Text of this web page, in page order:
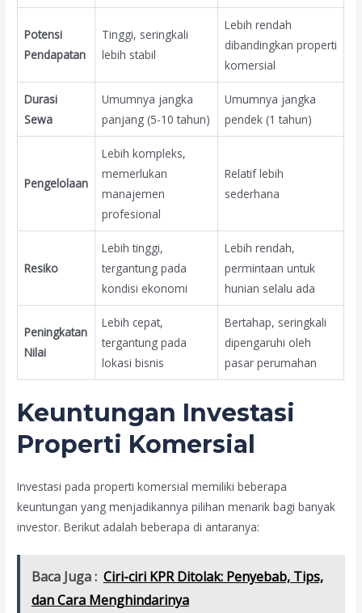
Potensi
Pendapatan
Tinggi, seringkali
lebih stabil
Lebih rendah
dibandingkan properti
komersial
Durasi
Sewa
Umumnya jangka
panjang (5-10 tahun)
Umumnya jangka
pendek (1 tahun)
Pengelolaan
Lebih kompleks,
memerlukan
manajemen
profesional
Relatif lebih
sederhana
Resiko
Lebih tinggi,
tergantung pada
kondisi ekonomi
Lebih rendah,
permintaan untuk
hunian selalu ada
Peningkatan
Nilai
Lebih cepat,
tergantung pada
lokasi bisnis
Bertahap, seringkali
dipengaruhi oleh
pasar perumahan
Keuntungan Investasi
Properti Komersial
Investasi pada properti komersial memiliki beberapa
keuntungan yang menjadikannya pilihan menarik bagi banyak
investor. Berikut adalah beberapa di antaranya:
Baca Juga : Ciri-ciri KPR Ditolak: Penyebab, Tips,
dan Cara Menghindarinya